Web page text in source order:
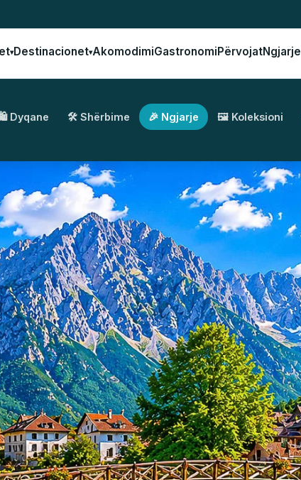
▾Destinacionet▾AkomodimiGastronomiPërvojatNgjarje
Dyqane 🛠️ Shërbime 🎉 Ngjarje 🖼️ Koleksioni